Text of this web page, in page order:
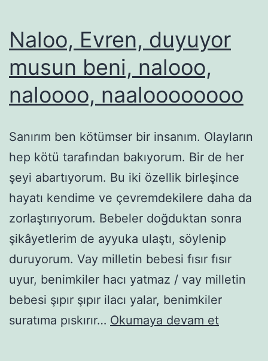
Naloo, Evren, duyuyor
musun beni, nalooo,
naloooo, naaloooooooo
Sanırım ben kötümser bir insanım. Olayların
hep kötü tarafından bakıyorum. Bir de her
şeyi abartıyorum. Bu iki özellik birleşince
hayatı kendime ve çevremdekilere daha da
zorlaştırıyorum. Bebeler doğduktan sonra
şikâyetlerim de ayyuka ulaştı, söylenip
duruyorum. Vay milletin bebesi fısır fısır
uyur, benimkiler hacı yatmaz / vay milletin
bebesi şıpır şıpır ilacı yalar, benimkiler
suratıma pıskırır… Okumaya devam etNaloo,